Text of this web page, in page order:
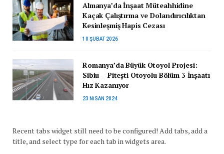
Almanya’da İnşaat Müteahhidine
Kaçak Çalıştırma ve Dolandırıcılıktan
Kesinleşmiş Hapis Cezası
10 ŞUBAT 2026
Romanya’da Büyük Otoyol Projesi:
Sibiu – Pitești Otoyolu Bölüm 3 İnşaatı
Hız Kazanıyor
23 NISAN 2024
Recent tabs widget still need to be configured! Add tabs, add a
title, and select type for each tab in widgets area.